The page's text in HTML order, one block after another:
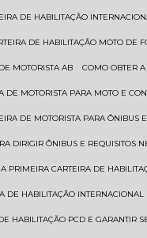
DE HABILITAÇÃO
DE HABILITAÇÃO MOTO DE
MOTORISTA AB COMO OBTER
DE MOTORISTA PARA MOTO E
DE MOTORISTA PARA ÔNIBUS
DIRIGIR ÔNIBUS E REQUISITOS
A PRIMEIRA CARTEIRA DE
DE HABILITAÇÃO INTERNACIONAL
HABILITAÇÃO PCD E GARANTIR